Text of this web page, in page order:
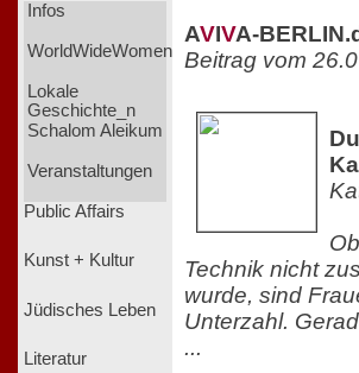
Infos
WorldWideWomen
Lokale
Geschichte_n
Schalom Aleikum
Veranstaltungen
Public Affairs
Kunst + Kultur
Jüdisches Leben
Literatur
AVIVA-
Beitrag vom
Technik nicht
wurde, sind
Unterzahl.
...